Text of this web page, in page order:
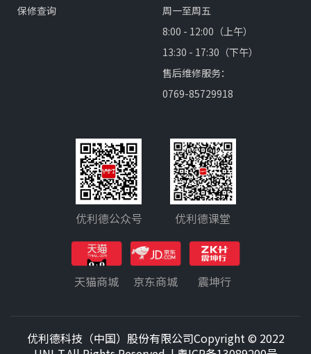
保修查询
周一至周五
8:00 - 12:00（上午）
13:30 - 17:30（下午）
售后维修服务：
0769-85729918
优利德公众号 优利德课堂
天猫商城 京东商城 震坤行
优利德科技（中国）股份有限公司Copyright © 2022